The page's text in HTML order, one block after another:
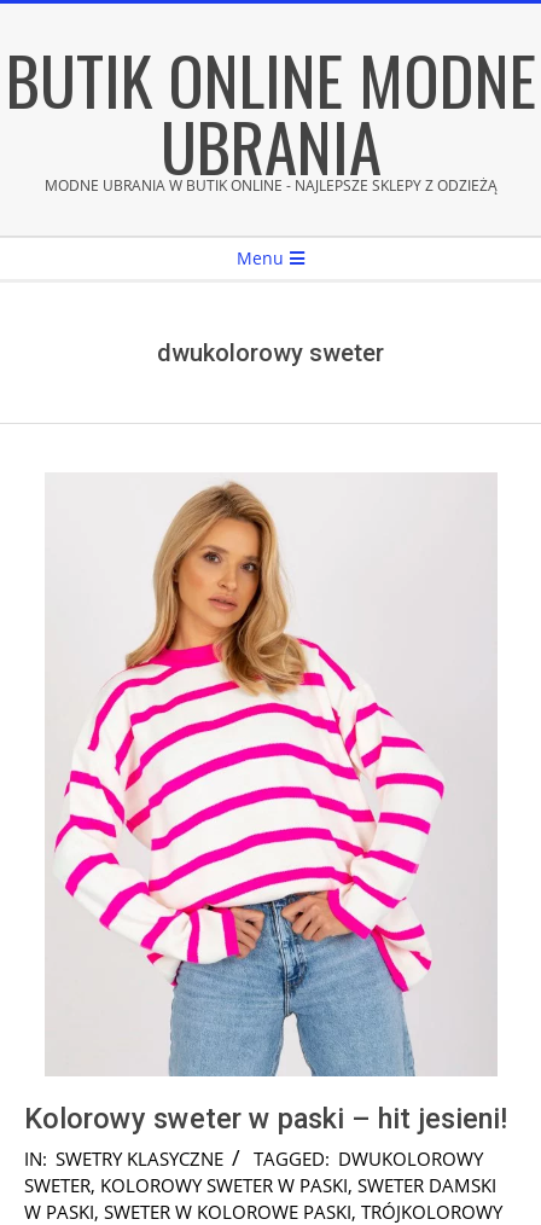
content
BUTIK ONLINE MODNE
UBRANIA
MODNE UBRANIA W BUTIK ONLINE - NAJLEPSZE SKLEPY Z ODZIEŻĄ
Menu
dwukolorowy sweter
Kolorowy sweter w paski – hit jesieni!
2024-
11-
20
IN: SWETRY KLASYCZNE TAGGED: DWUKOLOROWY
SWETER, KOLOROWY SWETER W PASKI, SWETER DAMSKI
W PASKI, SWETER W KOLOROWE PASKI, TRÓJKOLOROWY